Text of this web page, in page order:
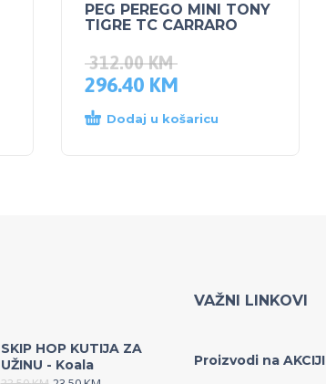
PEG PEREGO MINI TONY
TIGRE TC CARRARO
312.00KM
296.40 KM
Dodaj u košaricu
SKIP HOP KUTIJA ZA
UŽINU - Koala
VAŽNI LINKOVI
Proizvodi na AKCIJI